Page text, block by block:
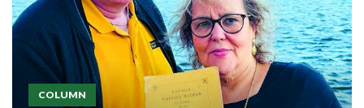
COLUMN